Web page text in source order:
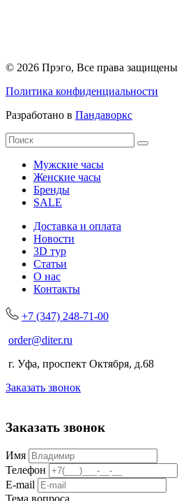
© 2026 Прэго, Все права защищены
Политика конфиденциальности
Разработано в Пандаворкс
Мужские часы
Женские часы
Бренды
SALE
Доставка и оплата
Новости
3D тур
Статьи
О нас
Контакты
+7 (347) 248-71-00
order@diter.ru
г. Уфа, проспект Октября, д.68
Заказать звонок
Заказать звонок
Имя
Телефон
E-mail
Тема вопроса